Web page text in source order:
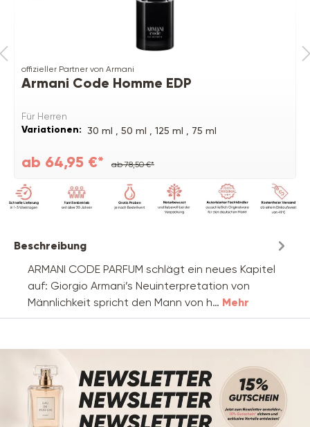
offizieller Partner von Armani
Armani Code Homme EDP
Für Herren
Variationen: 30 ml , 50 ml , 125 ml , 75 ml
ab 64,95 €* ab 78,50 €*
Beschreibung
ARMANI CODE PARFUM schlägt ein neues Kapitel
auf: Giorgio Armani’s Neuinterpretation von
Männlichkeit spricht den Mann von h… Mehr